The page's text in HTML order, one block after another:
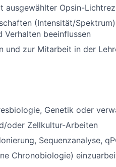
ausgewählter Opsin-
(Intensität/
Verhalten beeinflussen
und zur Mitarbeit in der
Genetik oder
oder Zellkultur-Arbeiten
Sequenzanalyse,
Chronobiologie)